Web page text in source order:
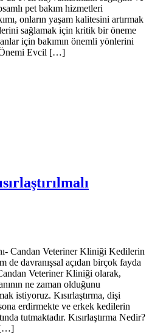
pet bakım hizmetleri
onların yaşam kalitesini artırmak
sağlamak için kritik bir öneme
için bakımın önemli yönlerini
Önemi Evcil […]
Candan Veteriner Kliniği Kedilerin
de davranışsal açıdan birçok fayda
Veteriner Kliniği olarak,
ne zaman olduğunu
istiyoruz. Kısırlaştırma, dişi
erdirmekte ve erkek kedilerin
tutmaktadır. Kısırlaştırma Nedir?
[…]